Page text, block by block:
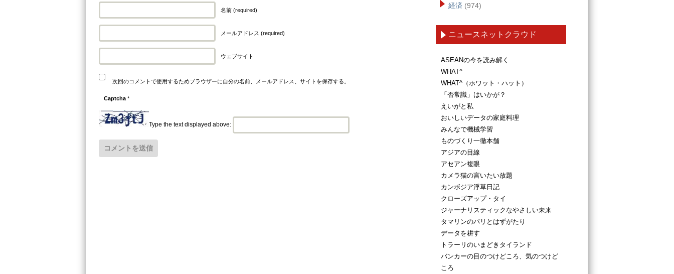
名前 (required)
メールアドレス (required)
ウェブサイト
次回のコメントで使用するためブラウザーに自分の名前、メールアドレス、サイトを保存する。
Captcha *
Type the text displayed above:
経済 (974)
ニュースネットクラウド
ASEANの今を読み解く
WHAT^
WHAT^（ホワット・ハット）
「否常識」はいかが？
えいがと私
おいしいデータの家庭料理
みんなで機械学習
ものづくり一徹本舗
アジアの目線
アセアン複眼
カメラ猫の言いたい放題
カンボジア浮草日記
クローズアップ・タイ
ジャーナリスティックなやさしい未来
タマリンのパリとはずがたり
データを耕す
トラーリのいまどきタイランド
バンカーの目のつけどころ、気のつけど
ころ